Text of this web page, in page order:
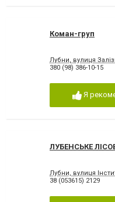
Коман-груп
Лубни, вулиця
380 (98) 386-10-15
Я
ЛУБЕНСЬКЕ
Лубни, вулиця
38 (053615) 2129